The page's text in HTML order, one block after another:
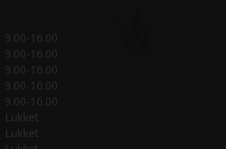
9.00-16.00
9.00-16.00
9.00-16.00
9.00-16.00
9.00-16.00
Lukket
Lukket